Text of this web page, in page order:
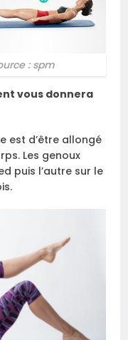
: spm
vous donnera
est d’être allongé
Les genoux
puis l’autre sur le